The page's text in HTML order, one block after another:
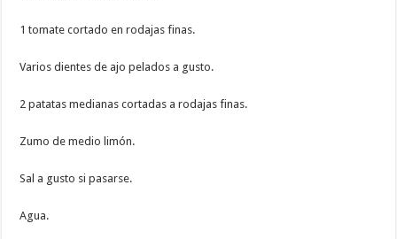
1 tomate cortado en rodajas finas.
Varios dientes de ajo pelados a gusto.
2 patatas medianas cortadas a rodajas finas.
Zumo de medio limón.
Sal a gusto si pasarse.
Agua.